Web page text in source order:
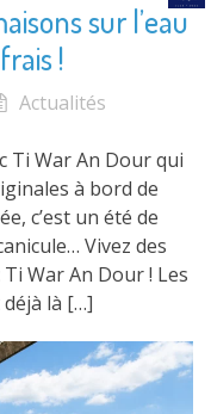
sur l’eau
!
Actualités
Ti War An Dour qui
à bord de
c’est un été de
Vivez des
War An Dour ! Les
là […]